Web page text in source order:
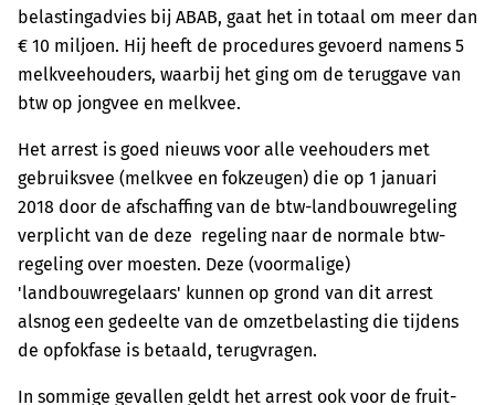
belastingadvies bij ABAB, gaat het in totaal om meer dan
€ 10 miljoen. Hij heeft de procedures gevoerd namens 5
melkveehouders, waarbij het ging om de teruggave van
btw op jongvee en melkvee.
Het arrest is goed nieuws voor alle veehouders met
gebruiksvee (melkvee en fokzeugen) die op 1 januari
2018 door de afschaffing van de btw-landbouwregeling
verplicht van de deze regeling naar de normale btw-
regeling over moesten. Deze (voormalige)
'landbouwregelaars' kunnen op grond van dit arrest
alsnog een gedeelte van de omzetbelasting die tijdens
de opfokfase is betaald, terugvragen.
In sommige gevallen geldt het arrest ook voor de fruit-